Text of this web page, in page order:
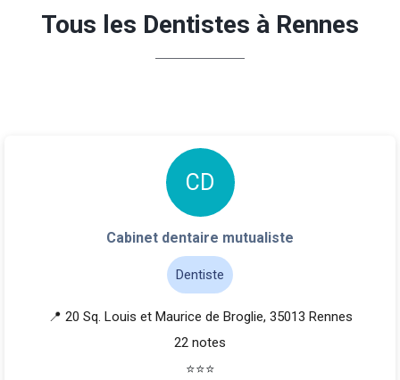
Tous les Dentistes à Rennes
CD
Cabinet dentaire mutualiste
Dentiste
📍 20 Sq. Louis et Maurice de Broglie, 35013 Rennes
22 notes
⭐⭐⭐